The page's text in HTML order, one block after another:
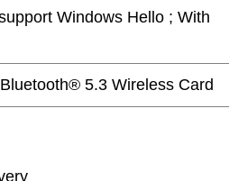
Windows Hello ; With
5.3 Wireless Card